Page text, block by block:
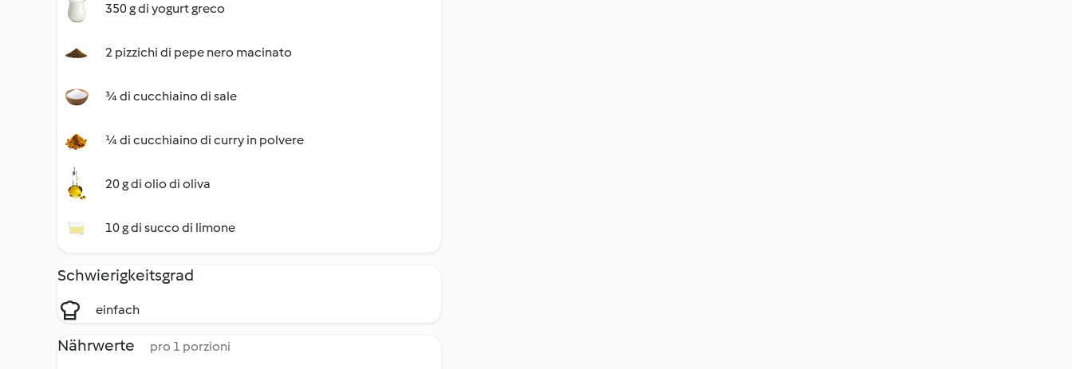
350 g di yogurt greco
2 pizzichi di pepe nero macinato
¾ di cucchiaino di sale
¼ di cucchiaino di curry in polvere
20 g di olio di oliva
10 g di succo di limone
Schwierigkeitsgrad
einfach
Nährwerte pro 1 porzioni